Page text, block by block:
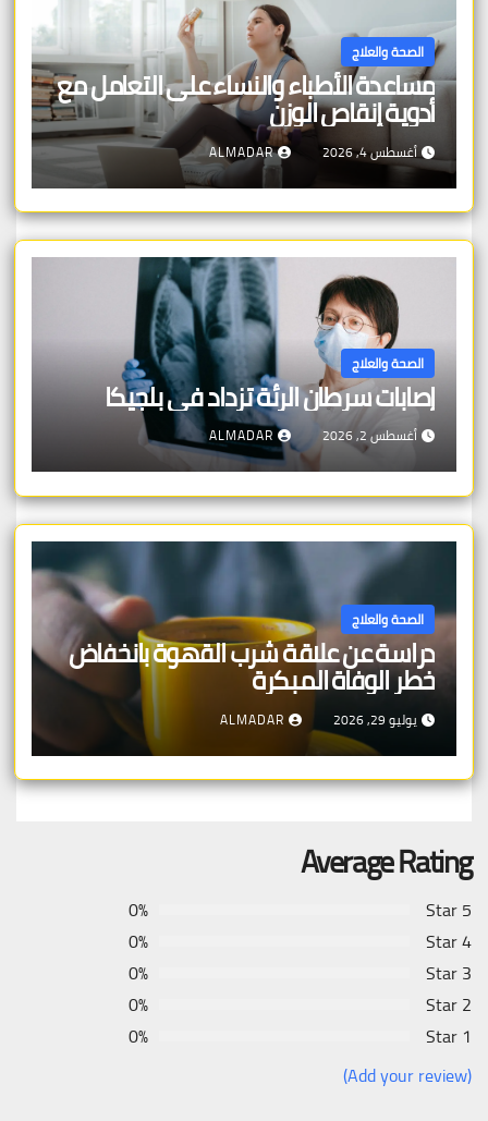
الصحة والعلاج
مساعدة الأطباء والنساء على التعامل مع
أدوية إنقاص الوزن
أغسطس 4, 2026 ALMADAR
الصحة والعلاج
إصابات سرطان الرئة تزداد في بلجيكا
أغسطس 2, 2026 ALMADAR
الصحة والعلاج
دراسة عن علاقة شرب القهوة بانخفاض
خطر الوفاة المبكرة
يوليو 29, 2026 ALMADAR
Average Rating
5 Star
0%
4 Star
0%
3 Star
0%
2 Star
0%
1 Star
0%
(Add your review)